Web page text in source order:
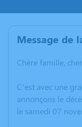
Message de
Chère famille,
C’est avec une
annonçons le
le samedi 07